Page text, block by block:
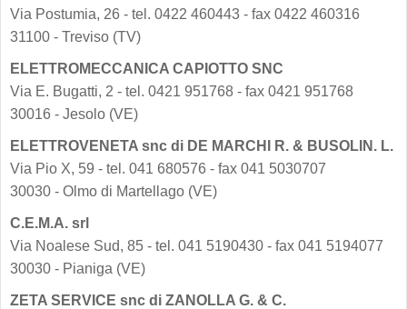
Via Postumia, 26 - tel. 0422 460443 - fax 0422 460316
31100 - Treviso (TV)
ELETTROMECCANICA CAPIOTTO SNC
Via E. Bugatti, 2 - tel. 0421 951768 - fax 0421 951768
30016 - Jesolo (VE)
ELETTROVENETA snc di DE MARCHI R. & BUSOLIN. L.
Via Pio X, 59 - tel. 041 680576 - fax 041 5030707
30030 - Olmo di Martellago (VE)
C.E.M.A. srl
Via Noalese Sud, 85 - tel. 041 5190430 - fax 041 5194077
30030 - Pianiga (VE)
ZETA SERVICE snc di ZANOLLA G. & C.